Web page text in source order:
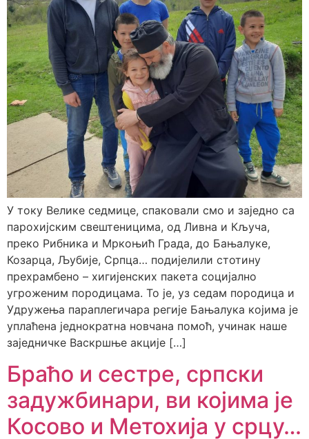
У току Велике седмице, спаковали смо и заједно са
парохијским свештеницима, од Ливна и Кључа,
преко Рибника и Мркоњић Града, до Бањалуке,
Козарца, Љубије, Српца… подијелили стотину
прехрамбено – хигијенских пакета социјално
угроженим породицама. То је, уз седам породица и
Удружења параплегичара регије Бањалука којима је
уплаћена једнократна новчана помоћ, учинак наше
заједничке Васкршње акције […]
Браћо и сестре, српски
задужбинари, ви којима је
Косово и Метохија у срцу…